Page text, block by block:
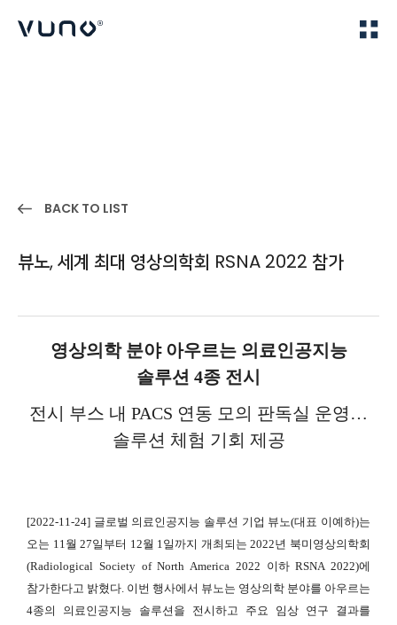
BACK TO LIST
뷰노, 세계 최대 영상의학회 RSNA 2022 참가
영상의학 분야 아우르는 의료인공지능
솔루션 4종 전시
전시 부스 내 PACS 연동 모의 판독실 운영…
솔루션 체험 기회 제공
[2022-11-24] 글로벌 의료인공지능 솔루션 기업 뷰노(대표 이예하)는
오는 11월 27일부터 12월 1일까지 개최되는 2022년 북미영상의학회
(Radiological Society of North America 2022 이하 RSNA 2022)에
참가한다고 밝혔다. 이번 행사에서 뷰노는 영상의학 분야를 아우르는
4종의 의료인공지능 솔루션을 전시하고 주요 임상 연구 결과를